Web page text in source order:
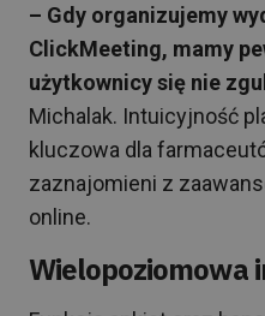
– Gdy organizujemy
ClickMeeting, mamy
użytkownicy się nie
Michalak. Intuicyjność
kluczowa dla
zaznajomieni z
online.
Wielopoziomowa